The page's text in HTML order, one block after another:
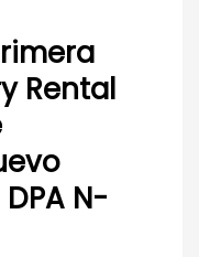
Rental
N-